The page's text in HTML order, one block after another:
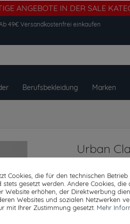
ANGEBOTE IN DER SALE
49€ Versandkostenfrei einkaufen
Berufsbekleidung Marken
Urban
tone Zip
Cookies, die für den technischen
gesetzt werden. Andere Cookies,
Website erhöhen, der Direktwerbung
Websites und sozialen Netzwerken
mit Ihrer Zustimmung gesetzt. Mehr